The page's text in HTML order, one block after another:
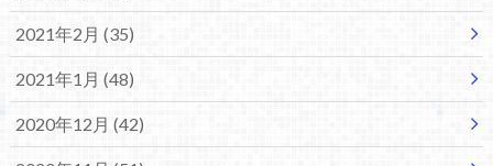
2021年2月 (35)
2021年1月 (48)
2020年12月 (42)